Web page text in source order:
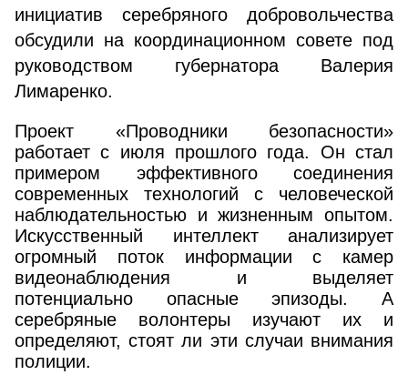
инициатив серебряного добровольчества
обсудили на координационном совете под
руководством губернатора Валерия
Лимаренко.
Проект «Проводники безопасности»
работает с июля прошлого года. Он стал
примером эффективного соединения
современных технологий с человеческой
наблюдательностью и жизненным опытом.
Искусственный интеллект анализирует
огромный поток информации с камер
видеонаблюдения и выделяет
потенциально опасные эпизоды. А
серебряные волонтеры изучают их и
определяют, стоят ли эти случаи внимания
полиции.